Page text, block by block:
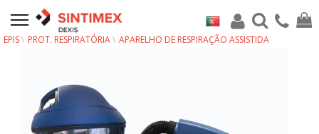
EPIS PROT. RESPIRATÓRIA APARELHO DE RESPIRAÇÃO ASSISTIDA